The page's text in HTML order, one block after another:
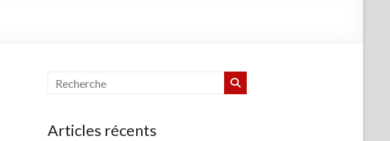
Articles récents